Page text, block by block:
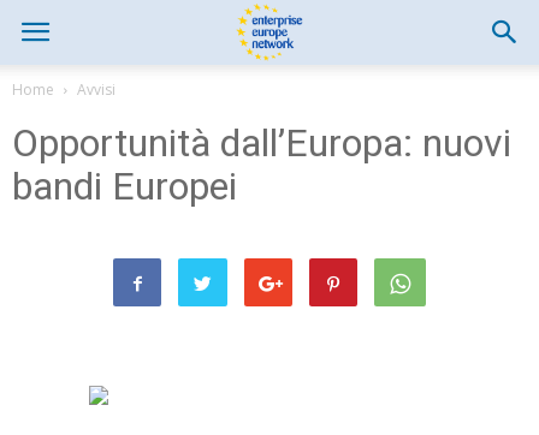
Home Avvisi
Opportunità dall’Europa: nuovi
bandi Europei